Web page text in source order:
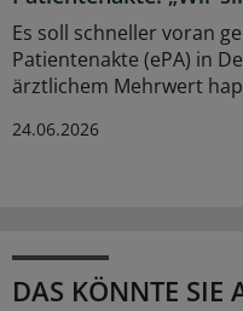
Es soll schneller voran
Patientenakte (ePA) in
ärztlichem Mehrwert
24.06.2026
DAS KÖNNTE SIE